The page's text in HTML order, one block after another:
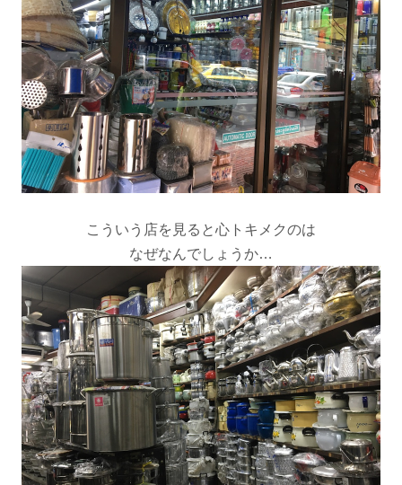
こういう店を見ると心トキメクのは
なぜなんでしょうか…